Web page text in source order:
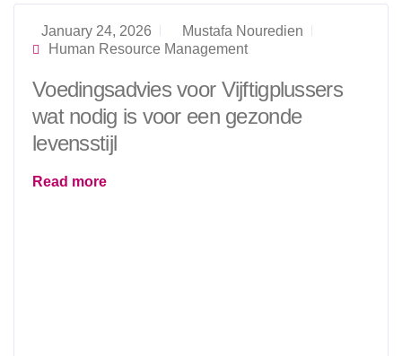
January 24, 2026
Mustafa Nouredien
Human Resource Management
Voedingsadvies voor Vijftigplussers
wat nodig is voor een gezonde
levensstijl
Read more